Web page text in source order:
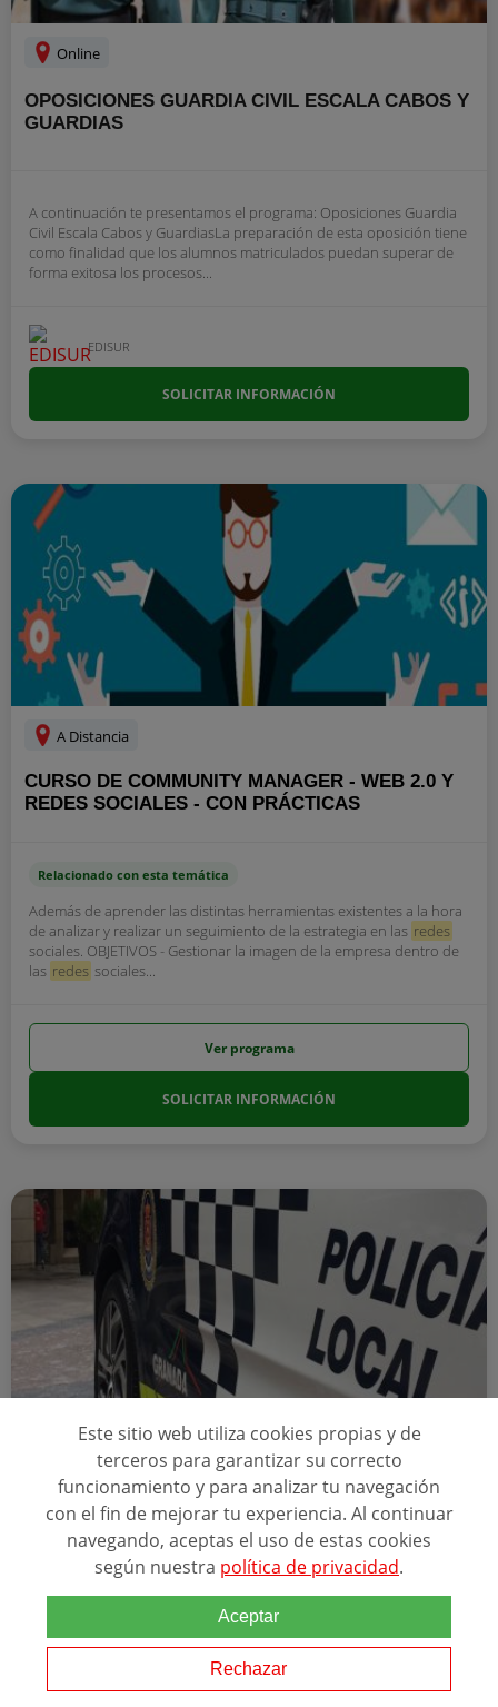
Online
OPOSICIONES GUARDIA CIVIL ESCALA CABOS Y
GUARDIAS
A continuación te presentamos el programa: Oposiciones Guardia
Civil Escala Cabos y GuardiasLa preparación de esta oposición tiene
como finalidad que los alumnos matriculados puedan superar de
forma exitosa los procesos...
EDISUR
SOLICITAR INFORMACIÓN
A Distancia
CURSO DE COMMUNITY MANAGER - WEB 2.0 Y
REDES SOCIALES - CON PRÁCTICAS
Relacionado con esta temática
Además de aprender las distintas herramientas existentes a la hora
de analizar y realizar un seguimiento de la estrategia en las redes
sociales. OBJETIVOS - Gestionar la imagen de la empresa dentro de
las redes sociales...
Ver programa
SOLICITAR INFORMACIÓN
España: Jerez, Córdoba, Granada, Huelva Y Otras Ciudades
CURSO OPOSICIÓN POLICÍA LOCAL DE
ANDALUCÍA
ESCUELA EN GOOGLE
Este sitio web utiliza cookies propias y de
terceros para garantizar su correcto
funcionamiento y para analizar tu navegación
con el fin de mejorar tu experiencia. Al continuar
navegando, aceptas el uso de estas cookies
según nuestra política de privacidad.
Aceptar
Rechazar